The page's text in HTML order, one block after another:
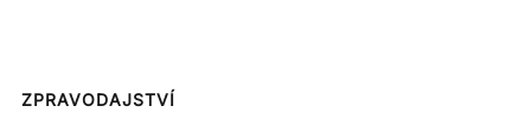
ZPRAVODAJSTVÍ